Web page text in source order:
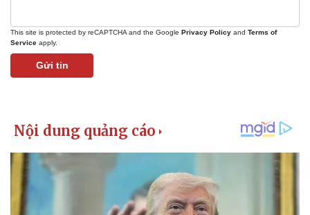
This site is protected by reCAPTCHA and the Google Privacy Policy and Terms of
Service apply.
Gửi tin